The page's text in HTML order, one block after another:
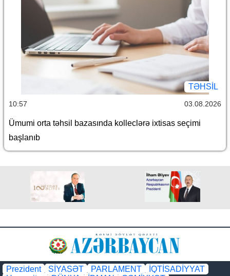
TƏHSIL
10:57 03.08.2026
Ümumi orta təhsil bazasında kolleclərə ixtisas seçimi
başlanıb
Prezident SİYASƏT PARLAMENT
İQTİSADİYYAT